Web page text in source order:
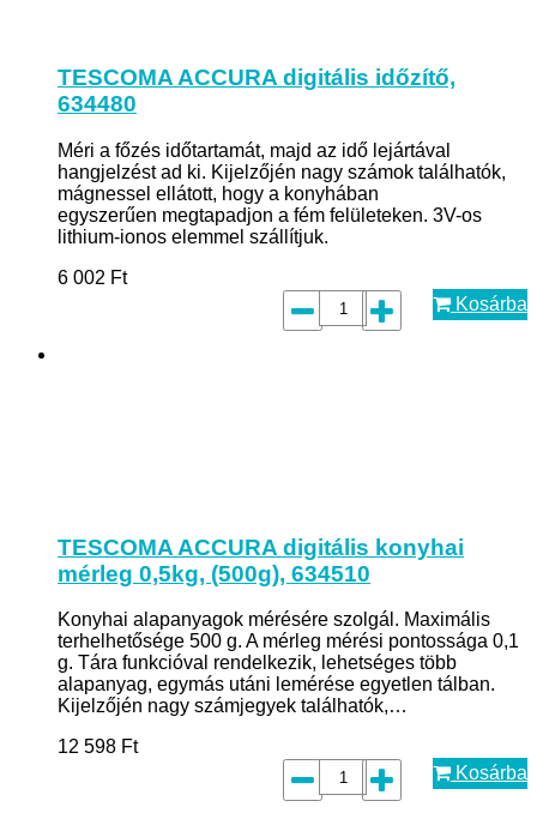
TESCOMA ACCURA digitális időzítő,
634480
Méri a főzés időtartamát, majd az idő lejártával
hangjelzést ad ki. Kijelzőjén nagy számok találhatók,
mágnessel ellátott, hogy a konyhában
egyszerűen megtapadjon a fém felületeken. 3V-os
lithium-ionos elemmel szállítjuk.
6 002 Ft
Kosárba
TESCOMA ACCURA digitális konyhai
mérleg 0,5kg, (500g), 634510
Konyhai alapanyagok mérésére szolgál. Maximális
terhelhetősége 500 g. A mérleg mérési pontossága 0,1
g. Tára funkcióval rendelkezik, lehetséges több
alapanyag, egymás utáni lemérése egyetlen tálban.
Kijelzőjén nagy számjegyek találhatók,…
12 598 Ft
Kosárba